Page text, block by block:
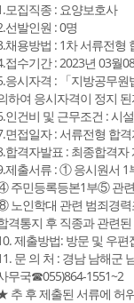
모집직종 : 요양보호사
선발인원 : 0명
채용방법 : 1차 서류전형
접수기간 : 2023년 03월
응시자격 : 「지방공무
하여 응시자격이 정지
인건비 및 근무조건 : 시
면접일자 : 서류전형 합
합격자발표 : 최종합격자
제출서류 : ① 응시원서
주민등록등본1부⑤ 관
노인학대 관련 범죄경
격통지 후 직종과 관련
제출방법: 방문 및 우
문 의 처 : 경남 남해군
무국☎055)864-1551~2
추 후 제출된 서류에 허